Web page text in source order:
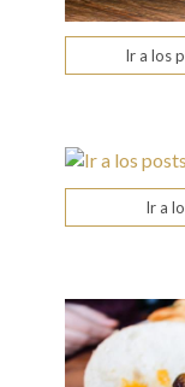
Ir a los
Ir a